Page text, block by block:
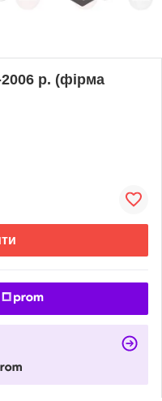
р. (фірма